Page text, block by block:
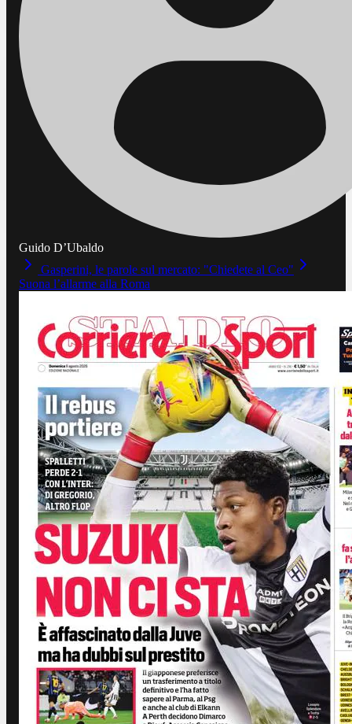
Guido D’Ubaldo
Gasperini, le parole sul mercato: "Chiedete al Ceo"
Suona l’allarme alla Roma